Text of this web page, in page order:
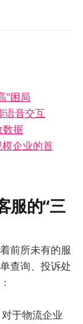
”困局
语音交互
数据
企业的首
服的“三
前所未有的服
查询、投诉处
对于物流企业